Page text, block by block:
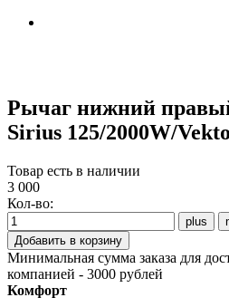
Рычаг нижний
Sirius 125/2000W/
Товар есть в наличии
3 000
Кол-во:
Минимальная сумма заказа для
компанией - 3000 рублей
Комфорт